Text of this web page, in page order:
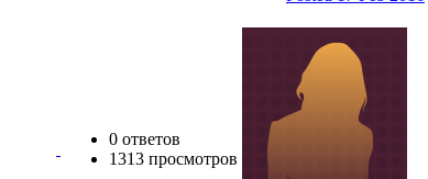
0 ответов
1313 просмотров